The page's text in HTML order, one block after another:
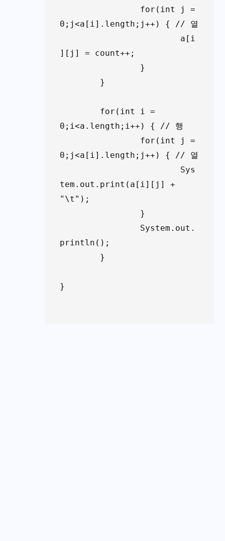
0;j<a[i].length;j++) { // 열
][j] = count++;
0;i<a.length;i++) { // 행
0;j<a[i].length;j++) { // 열
tem.out.print(a[i][j] +
"\t");
println();
}